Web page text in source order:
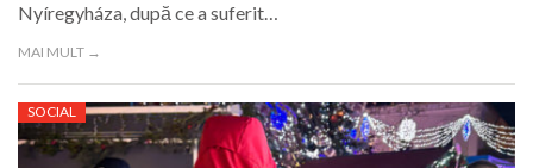
Nyíregyháza, după ce a suferit…
MAI MULT →
SOCIAL